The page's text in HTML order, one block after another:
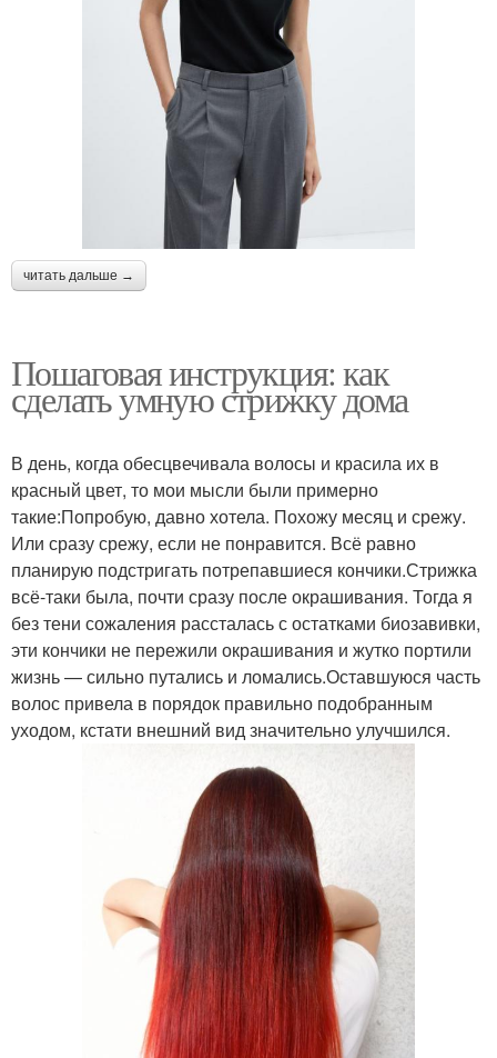
читать дальше →
Пошаговая инструкция: как
сделать умную стрижку дома
В день, когда обесцвечивала волосы и красила их в
красный цвет, то мои мысли были примерно
такие:Попробую, давно хотела. Похожу месяц и срежу.
Или сразу срежу, если не понравится. Всё равно
планирую подстригать потрепавшиеся кончики.Стрижка
всё-таки была, почти сразу после окрашивания. Тогда я
без тени сожаления рассталась с остатками биозавивки,
эти кончики не пережили окрашивания и жутко портили
жизнь — сильно путались и ломались.Оставшуюся часть
волос привела в порядок правильно подобранным
уходом, кстати внешний вид значительно улучшился.